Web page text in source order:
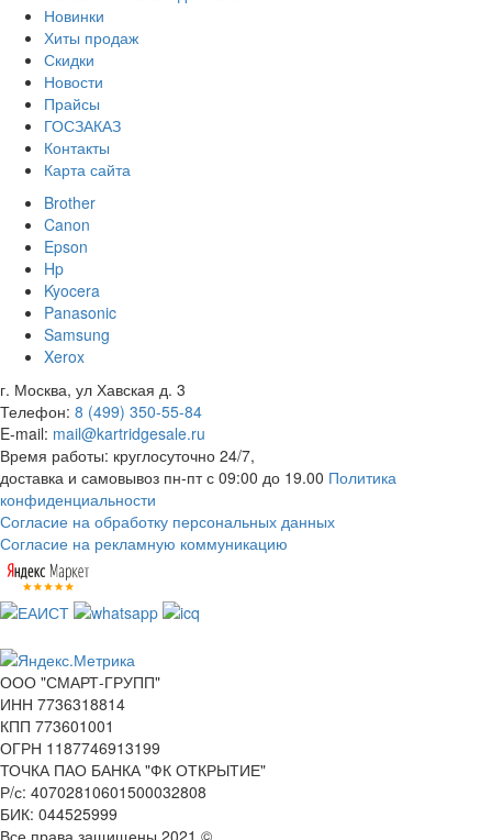
Новинки
Хиты продаж
Скидки
Новости
Прайсы
ГОСЗАКАЗ
Контакты
Карта сайта
Brother
Canon
Epson
Hp
Kyocera
Panasonic
Samsung
Xerox
г. Москва, ул Хавская д. 3
Телефон: 8 (499) 350-55-84
E-mail: mail@kartridgesale.ru
Время работы: круглосуточно 24/7,
доставка и самовывоз пн-пт с 09:00 до 19.00 Политика
конфиденциальности
Согласие на обработку персональных данных
Согласие на рекламную коммуникацию
ООО "СМАРТ-ГРУПП"
ИНН 7736318814
КПП 773601001
ОГРН 1187746913199
ТОЧКА ПАО БАНКА "ФК ОТКРЫТИЕ"
Р/с: 40702810601500032808
БИК: 044525999
Все права защищены 2021 ©